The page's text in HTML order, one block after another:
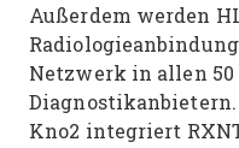
Außerdem werden
Netzwerk in allen
Kno2 integriert